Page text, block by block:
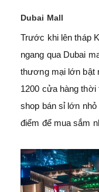
Dubai Mall
Trước khi lên tháp
ngang qua Dubai
thương mại lớn bật
1200 cửa hàng thời
shop bán sỉ lớn
điểm để mua sắm